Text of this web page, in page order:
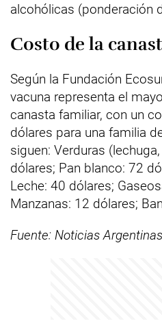
alcohólicas (ponderación
Costo de la
Según la Fundación
vacuna representa el
canasta familiar, con un
dólares para una familia
siguen: Verduras
dólares; Pan blanco: 72
Leche: 40 dólares;
Manzanas: 12 dólares;
Fuente: Noticias Argentinas